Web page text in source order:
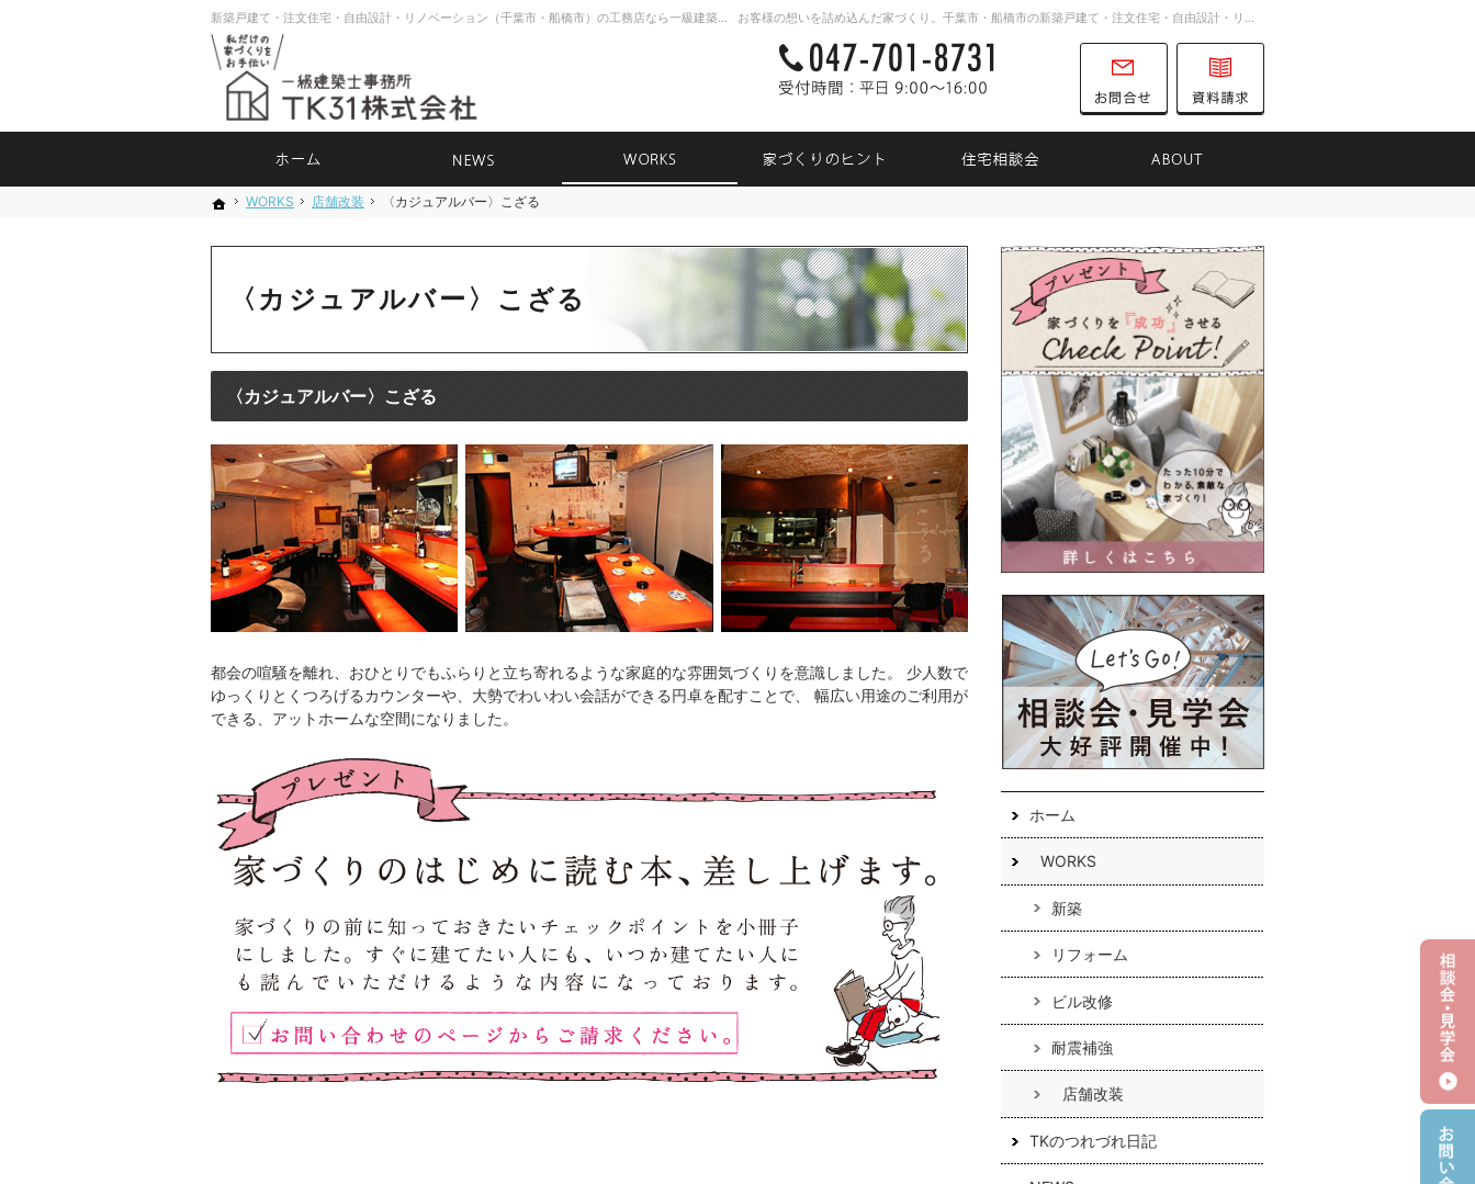
ホーム
WORKS 店舗改装 〈カジュアルバー〉こざる
〈カジュアルバー〉こざる
お客様の想いを詰め込んだ家づくり。千葉市・船橋市の新築戸建て・注文住宅・自由設計・リノベーションを手がける工務店ならTK31へ。
新築戸建て・注文住宅・自由設計・リノベーション（千葉市・船橋市）の工務店なら一級建築士事務所TK31
〈カジュアルバー〉こざる
都会の喧騒を離れ、おひとりでもふらりと立ち寄れるような家庭的な雰囲気づくりを意識しました。 少人数で
ゆっくりとくつろげるカウンターや、大勢でわいわい会話ができる円卓を配すことで、 幅広い用途のご利用が
できる、アットホームな空間になりました。
ホーム
WORKS
新築
リフォーム
ビル改修
耐震補強
店舗改装
TKのつれづれ日記
047-701-8731
営業時間
9:00～16:00
定休日
土曜日
日曜日 お問合せ
ホーム
WORKS 店舗改装 〈カジュアルバー〉こざる